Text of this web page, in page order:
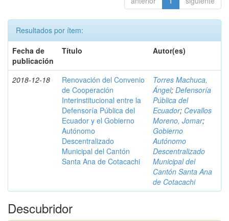
Resultados por ítem:
Fecha de
publicación
Título Autor(es)
2018-12-18
Renovación del Convenio
de Cooperación
Interinstitucional entre la
Defensoría Pública del
Ecuador y el Gobierno
Autónomo
Descentralizado
Municipal del Cantón
Santa Ana de Cotacachi
Torres Machuca,
Ángel; Defensoría
Pública del
Ecuador; Cevallos
Moreno, Jomar;
Gobierno
Autónomo
Descentralizado
Municipal del
Cantón Santa Ana
de Cotacachi
Descubridor